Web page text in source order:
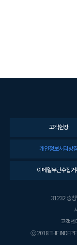
고객헌장
개인정보처리방
이메일무단수집거
31232 충청
고객센
ⓒ 2018 THE